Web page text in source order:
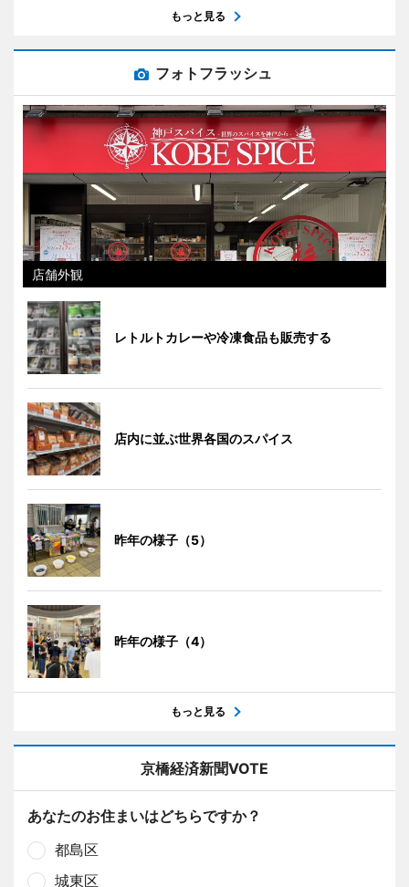
もっと見る
フォトフラッシュ
店舗外観
レトルトカレーや冷凍食品も販売する
店内に並ぶ世界各国のスパイス
昨年の様子（5）
昨年の様子（4）
もっと見る
京橋経済新聞VOTE
あなたのお住まいはどちらですか？
都島区
城東区